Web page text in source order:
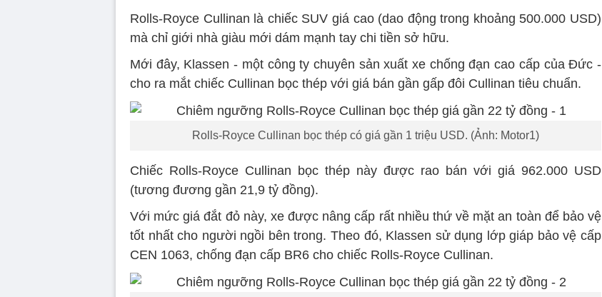
Rolls-Royce Cullinan là chiếc SUV giá cao (dao động trong khoảng 500.000 USD)
mà chỉ giới nhà giàu mới dám mạnh tay chi tiền sở hữu.
Mới đây, Klassen - một công ty chuyên sản xuất xe chống đạn cao cấp của Đức -
cho ra mắt chiếc Cullinan bọc thép với giá bán gần gấp đôi Cullinan tiêu chuẩn.
Rolls-Royce Cullinan bọc thép có giá gần 1 triệu USD. (Ảnh: Motor1)
Chiếc Rolls-Royce Cullinan bọc thép này được rao bán với giá 962.000 USD
(tương đương gần 21,9 tỷ đồng).
Với mức giá đắt đỏ này, xe được nâng cấp rất nhiều thứ về mặt an toàn để bảo vệ
tốt nhất cho người ngồi bên trong. Theo đó, Klassen sử dụng lớp giáp bảo vệ cấp
CEN 1063, chống đạn cấp BR6 cho chiếc Rolls-Royce Cullinan.